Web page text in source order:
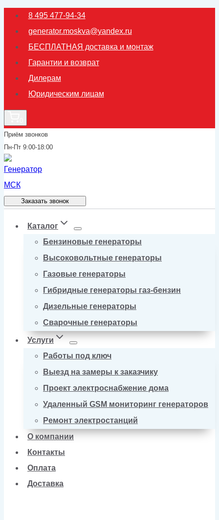
Перейти
содержимому
8 495 477-94-34
generator.moskva@yandex.ru
БЕСПЛАТНАЯ доставка и монтаж
Гарантии и возврат
Дилерам
Юридическим лицам
Приём звонков
Пн-Пт 9:00-18:00
Заказать звонок
Каталог
Бензиновые генераторы
Высоковольтные генераторы
Газовые генераторы
Гибридные генераторы газ-бензин
Дизельные генераторы
Сварочные генераторы
Услуги
Работы под ключ
Выезд на замеры к заказчику
Проект электроснабжение дома
Удаленный GSM мониторинг генераторов
Ремонт электростанций
О компании
Контакты
Оплата
Доставка